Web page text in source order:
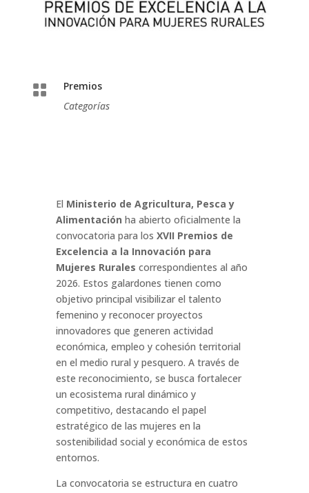

Premios
Categorías
El Ministerio de Agricultura, Pesca y
Alimentación ha abierto oficialmente la
convocatoria para los XVII Premios de
Excelencia a la Innovación para
Mujeres Rurales correspondientes al año
2026. Estos galardones tienen como
objetivo principal visibilizar el talento
femenino y reconocer proyectos
innovadores que generen actividad
económica, empleo y cohesión territorial
en el medio rural y pesquero. A través de
este reconocimiento, se busca fortalecer
un ecosistema rural dinámico y
competitivo, destacando el papel
estratégico de las mujeres en la
sostenibilidad social y económica de estos
entornos.
La convocatoria se estructura en cuatro